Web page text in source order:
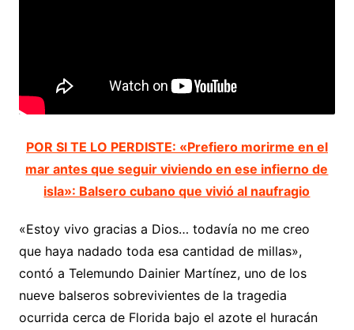
POR SI TE LO PERDISTE: «Prefiero morirme en el
mar antes que seguir viviendo en ese infierno de
isla»: Balsero cubano que vivió al naufragio
«Estoy vivo gracias a Dios… todavía no me creo
que haya nadado toda esa cantidad de millas»,
contó a Telemundo Dainier Martínez, uno de los
nueve balseros sobrevivientes de la tragedia
ocurrida cerca de Florida bajo el azote el huracán